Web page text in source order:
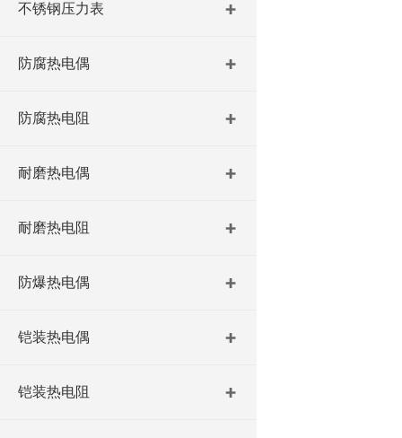
不锈钢压力表
防腐热电偶
防腐热电阻
耐磨热电偶
耐磨热电阻
防爆热电偶
铠装热电偶
铠装热电阻